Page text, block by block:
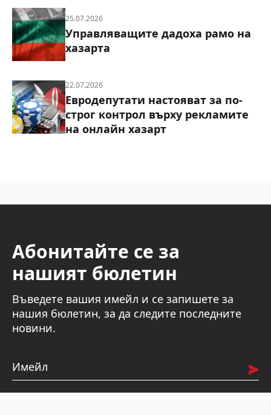
25.07.2026
Управляващите дадоха рамо на
хазарта
22.07.2026
Евродепутати настояват за по-
строг контрол върху рекламите
на онлайн хазарт
Абонитайте се за
нашият бюлетин
Въведете вашия имейл и се запишете за
нашия бюлетин, за да следите последните
новини.
Имейл